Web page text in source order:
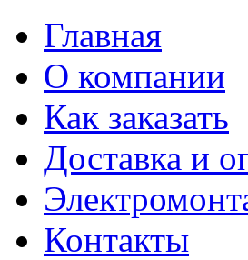
Главная
О компании
Как заказать
Доставка и
Контакты